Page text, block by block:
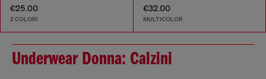
€25.00
2 COLORI
€32.00
MULTICOLOR
Underwear Donna: Calzini